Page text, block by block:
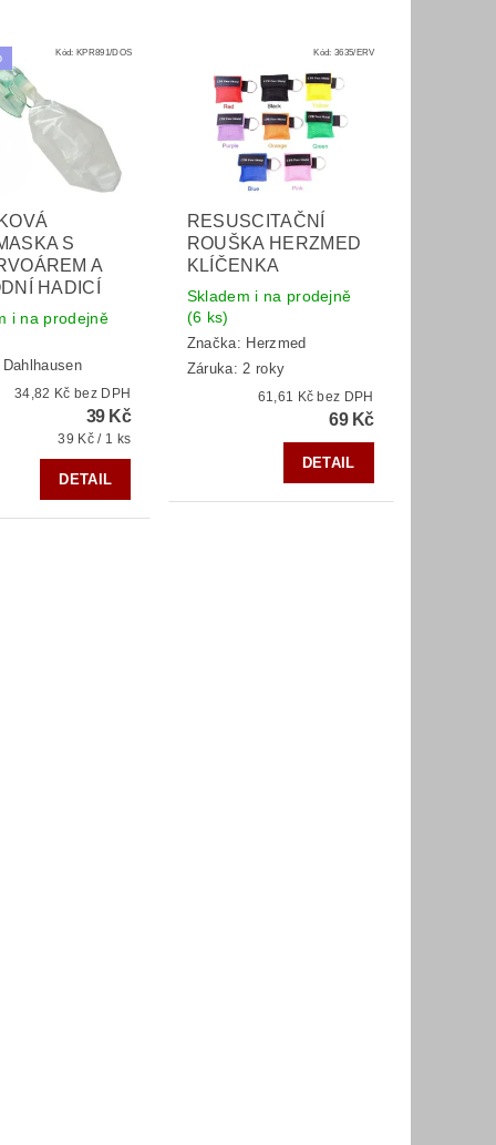
Kód:KPR891/DOS
S
A
HADICÍ
i na prodejně
Dahlhausen
34,82 Kč bez DPH
39 Kč
39 Kč / 1 ks
DETAIL
Kód:3635/ERV
RESUSCITAČNÍ
ROUŠKA HERZMED
KLÍČENKA
Skladem i na prodejně
(6 ks)
Značka: Herzmed
Záruka: 2 roky
61,61 Kč bez DPH
69 Kč
DETAIL